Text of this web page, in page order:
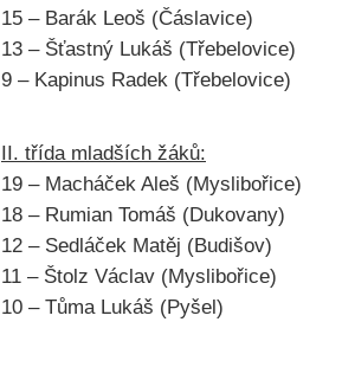
15 – Barák Leoš (Čáslavice)
13 – Šťastný Lukáš (Třebelovice)
9 – Kapinus Radek (Třebelovice)
II. třída mladších žáků:
19 – Macháček Aleš (Myslibořice)
18 – Rumian Tomáš (Dukovany)
12 – Sedláček Matěj (Budišov)
11 – Štolz Václav (Myslibořice)
10 – Tůma Lukáš (Pyšel)